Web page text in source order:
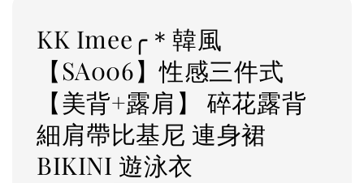
KK Imee╭＊韓風
【SA006】性感三件式
【美背+露肩】 碎花露背
細肩帶比基尼 連身裙
BIKINI 遊泳衣